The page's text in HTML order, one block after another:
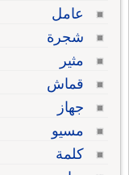
عامل
شجرة
مثير
قماش
جهاز
مسيو
كلمة